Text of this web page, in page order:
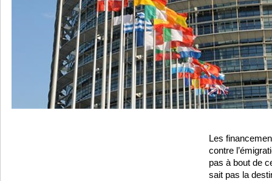
Les
contre
pas à bout de
sait pas la